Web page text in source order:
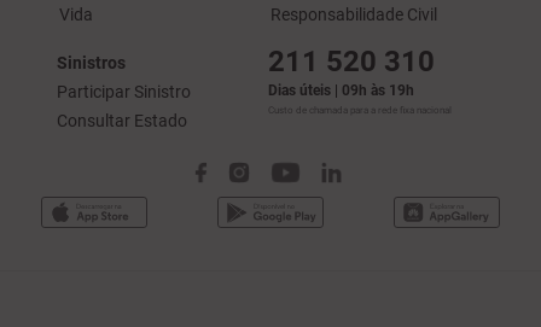
Vida
Responsabilidade Civil
Sinistros
Participar Sinistro
Consultar Estado
211 520 310
Dias úteis | 09h às 19h
Custo de chamada para a rede fixa nacional